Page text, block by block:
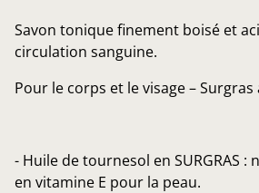
Savon tonique finement boisé et
circulation sanguine.
Pour le corps et le visage – Surgras
- Huile de tournesol en SURGRAS
en vitamine E pour la peau.